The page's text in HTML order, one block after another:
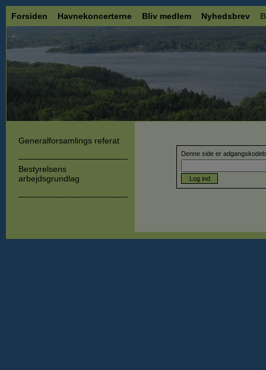
Forsiden Havnekoncerterne Bliv medlem Nyhedsbrev
Generalforsamlings referat
Bestyrelsens
arbejdsgrundlag
Denne side er
Log ind